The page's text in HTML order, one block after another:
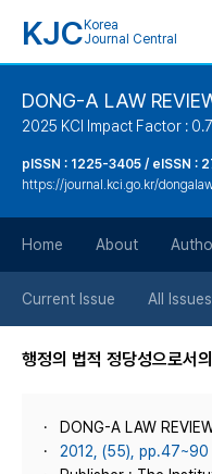
KJC Korea
Journal Central
DONG-A LAW
2025 KCI Impact Factor :
pISSN : 1225-3405 / eISSN :
https://journal.kci.go.kr/
Home About
Current Issue All Issues
행정의 법적 정당성으로서의
DONG-A LAW
2012, (55), pp.47~90